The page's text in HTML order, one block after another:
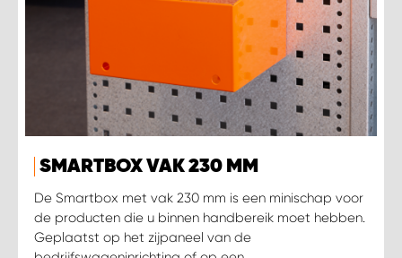
SMARTBOX VAK 230 MM
De Smartbox met vak 230 mm is een minischap voor
de producten die u binnen handbereik moet hebben.
Geplaatst op het zijpaneel van de